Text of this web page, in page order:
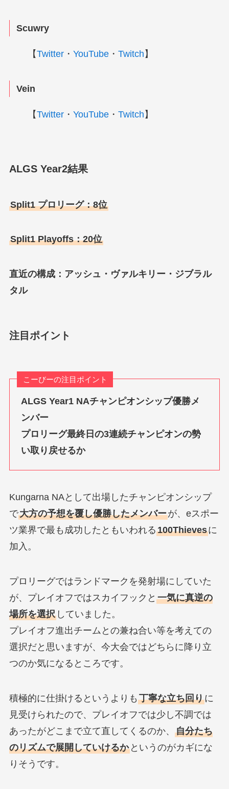
Scuwry
【Twitter・ YouTube・ Twitch 】
Vein
【Twitter・ YouTube・ Twitch 】
ALGS Year2結果
Split1 プロリーグ：8位
Split1 Playoffs：20位
直近の構成：アッシュ・ヴァルキリー・ジブラル
タル
注目ポイント
こーびーの注目ポイント
ALGS Year1 NAチャンピオンシップ優勝メ
ンバー
プロリーグ最終日の3連続チャンピオンの勢
い取り戻せるか
Kungarna NAとして出場したチャンピオンシップ
で大方の予想を覆し優勝したメンバーが、eスポー
ツ業界で最も成功したともいわれる100Thievesに
加入。
プロリーグではランドマークを発射場にしていた
が、プレイオフではスカイフックと 一気に真逆の
場所を選択していました。
プレイオフ進出チームとの兼ね合い等を考えての
選択だと思いますが、今大会ではどちらに降り立
つのか気になるところです。
積極的に仕掛けるというよりも 丁寧な立ち回りに
見受けられたので、プレイオフでは少し不調では
あったがどこまで立て直してくるのか、 自分たち
のリズムで展開していけるかというのがカギにな
りそうです。